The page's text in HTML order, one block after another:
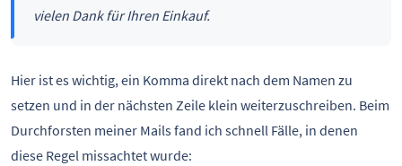
vielen Dank für Ihren Einkauf.
Hier ist es wichtig, ein Komma direkt nach dem Namen zu
setzen und in der nächsten Zeile klein weiterzuschreiben. Beim
Durchforsten meiner Mails fand ich schnell Fälle, in denen
diese Regel missachtet wurde: